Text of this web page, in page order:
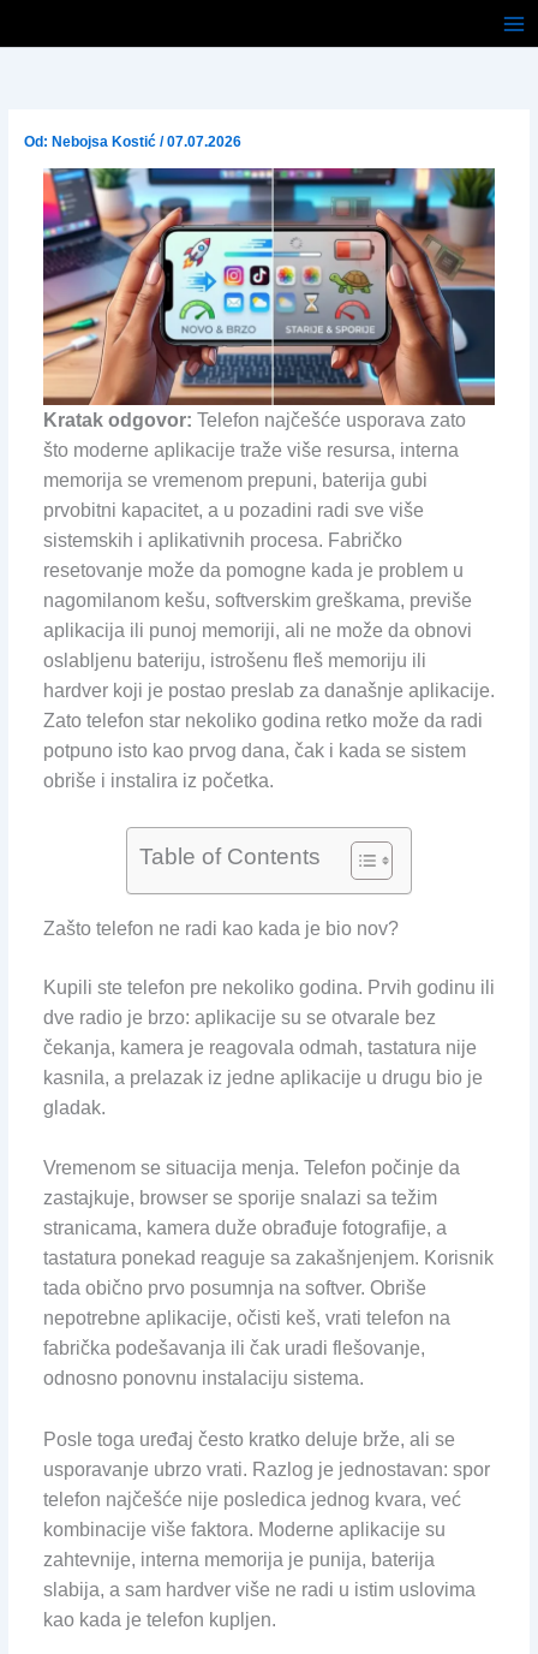
Od: Nebojsa Kostić /07.07.2026
Kratak odgovor: Telefon najčešće usporava zato
što moderne aplikacije traže više resursa, interna
memorija se vremenom prepuni, baterija gubi
prvobitni kapacitet, a u pozadini radi sve više
sistemskih i aplikativnih procesa. Fabričko
resetovanje može da pomogne kada je problem u
nagomilanom kešu, softverskim greškama, previše
aplikacija ili punoj memoriji, ali ne može da obnovi
oslabljenu bateriju, istrošenu fleš memoriju ili
hardver koji je postao preslab za današnje aplikacije.
Zato telefon star nekoliko godina retko može da radi
potpuno isto kao prvog dana, čak i kada se sistem
obriše i instalira iz početka.
Table of Contents
Zašto telefon ne radi kao kada je bio nov?
Kupili ste telefon pre nekoliko godina. Prvih godinu ili
dve radio je brzo: aplikacije su se otvarale bez
čekanja, kamera je reagovala odmah, tastatura nije
kasnila, a prelazak iz jedne aplikacije u drugu bio je
gladak.
Vremenom se situacija menja. Telefon počinje da
zastajkuje, browser se sporije snalazi sa težim
stranicama, kamera duže obrađuje fotografije, a
tastatura ponekad reaguje sa zakašnjenjem. Korisnik
tada obično prvo posumnja na softver. Obriše
nepotrebne aplikacije, očisti keš, vrati telefon na
fabrička podešavanja ili čak uradi flešovanje,
odnosno ponovnu instalaciju sistema.
Posle toga uređaj često kratko deluje brže, ali se
usporavanje ubrzo vrati. Razlog je jednostavan: spor
telefon najčešće nije posledica jednog kvara, već
kombinacije više faktora. Moderne aplikacije su
zahtevnije, interna memorija je punija, baterija
slabija, a sam hardver više ne radi u istim uslovima
kao kada je telefon kupljen.